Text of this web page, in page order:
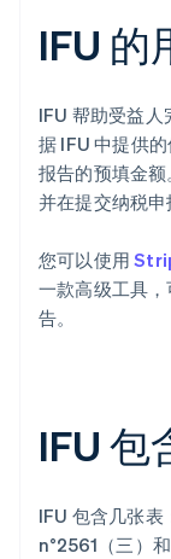
IFU 的
IFU 帮助受益人
据 IFU 中提供
报告的预填金
并在提交纳税申
您可以使用
一款高级工具
告。
IFU 包
IFU 包含几张表
n°2561（三）